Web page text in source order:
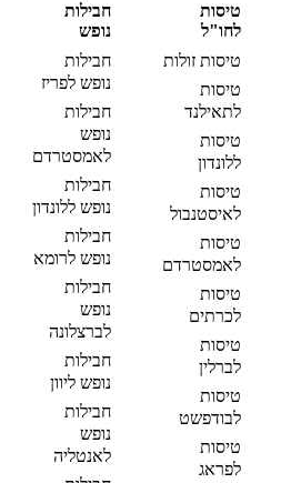
טיסות
לחו"ל
טיסות זולות
טיסות
לתאילנד
טיסות
ללונדון
טיסות
לאיסטנבול
טיסות
לאמסטרדם
טיסות
לכרתים
טיסות
לברלין
טיסות
לבודפשט
טיסות
לפראג
חבילות
נופש
חבילות
נופש לפריז
חבילות
נופש
לאמסטרדם
חבילות
נופש ללונדון
חבילות
נופש לרומא
חבילות
נופש
לברצלונה
חבילות
נופש ליוון
חבילות
נופש
לאנטליה